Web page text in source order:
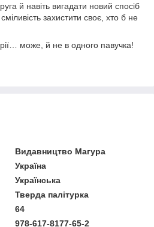
й навіть вигадати новий спосіб
захистити своє, хто б не
може, й не в одного павучка!
Видавництво Магура
Україна
Українська
Тверда палітурка
64
978-617-8177-65-2